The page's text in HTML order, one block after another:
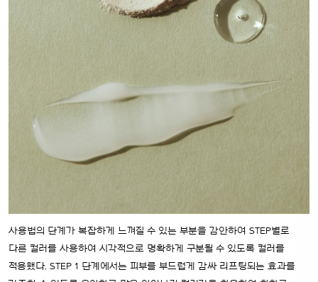
사용법의 단계가 복잡하게 느껴질 수 있는 부분을 감안하여 STEP별로
다른 컬러를 사용하여 시각적으로 명확하게 구분될 수 있도록 컬러를
적용했다. STEP 1 단계에서는 피부를 부드럽게 감싸 리프팅되는 효과를